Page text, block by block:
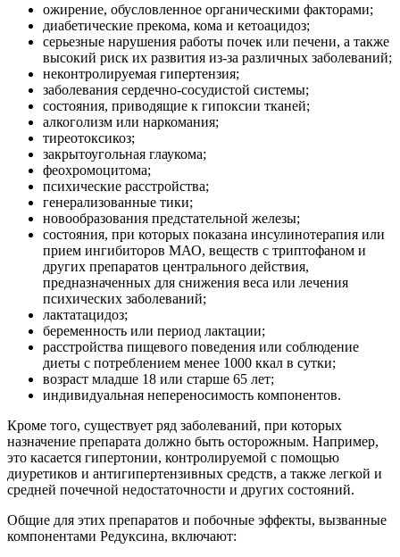
ожирение, обусловленное органическими факторами;
диабетические прекома, кома и кетоацидоз;
серьезные нарушения работы почек или печени, а также
высокий риск их развития из-за различных заболеваний;
неконтролируемая гипертензия;
заболевания сердечно-сосудистой системы;
состояния, приводящие к гипоксии тканей;
алкоголизм или наркомания;
тиреотоксикоз;
закрытоугольная глаукома;
феохромоцитома;
психические расстройства;
генерализованные тики;
новообразования предстательной железы;
состояния, при которых показана инсулинотерапия или
прием ингибиторов МАО, веществ с триптофаном и
других препаратов центрального действия,
предназначенных для снижения веса или лечения
психических заболеваний;
лактатацидоз;
беременность или период лактации;
расстройства пищевого поведения или соблюдение
диеты с потреблением менее 1000 ккал в сутки;
возраст младше 18 или старше 65 лет;
индивидуальная непереносимость компонентов.
Кроме того, существует ряд заболеваний, при которых
назначение препарата должно быть осторожным. Например,
это касается гипертонии, контролируемой с помощью
диуретиков и антигипертензивных средств, а также легкой и
средней почечной недостаточности и других состояний.
Общие для этих препаратов и побочные эффекты, вызванные
компонентами Редуксина, включают: